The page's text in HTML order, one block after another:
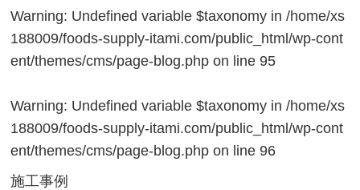
Warning: Undefined variable $taxonomy in/home/xs
188009/foods-supply-itami.com/public_html/wp-cont
ent/themes/cms/page-blog.php on line95
Warning: Undefined variable $taxonomy in/home/xs
188009/foods-supply-itami.com/public_html/wp-cont
ent/themes/cms/page-blog.php on line96
施工事例